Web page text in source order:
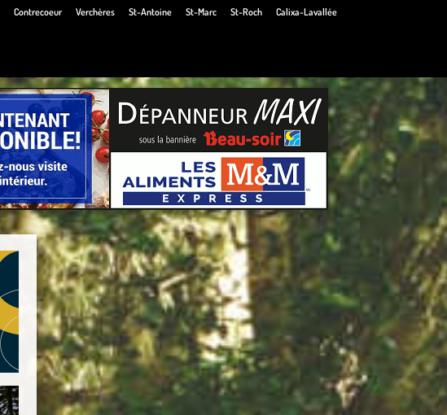
Contrecoeur Verchères St-Antoine St-Marc St-Roch Calixa-Lavallée